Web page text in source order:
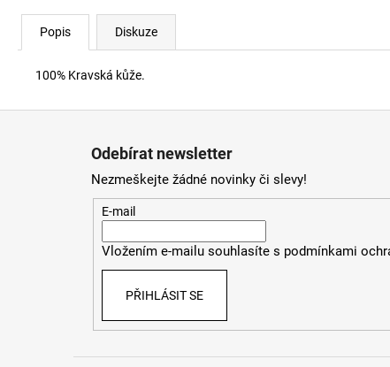
Popis Diskuze
100% Kravská kůže.
Odebírat newsletter
Nezmeškejte žádné novinky či slevy!
E-mail
Vložením e-mailu souhlasíte s podmínkami
PŘIHLÁSIT SE